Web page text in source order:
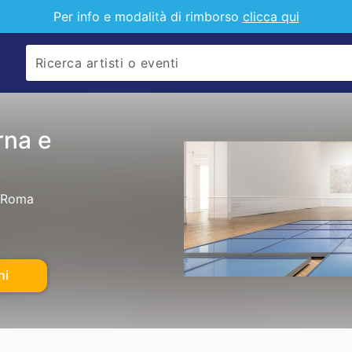
Per info e modalità di rimborso clicca qui
e